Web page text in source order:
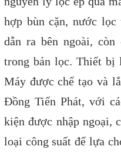
hợp bùn cặn, nước lọc
dẫn ra bên ngoài,
trong bản lọc. Thiết bị
Máy được chế tạo và
Đồng Tiến Phát, với
kiện được nhập ngoại,
loại công suất để lựa